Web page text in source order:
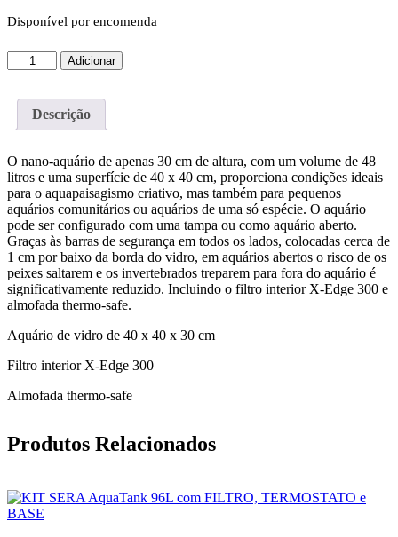
Disponível por encomenda
Quantidade
de
SERA
Scaper
48L
com
FILTRO,
TERMOSTATO
e
BASE
Adicionar
Descrição
O nano-aquário de apenas 30 cm de altura, com um volume de 48
litros e uma superfície de 40 x 40 cm, proporciona condições ideais
para o aquapaisagismo criativo, mas também para pequenos
aquários comunitários ou aquários de uma só espécie. O aquário
pode ser configurado com uma tampa ou como aquário aberto.
Graças às barras de segurança em todos os lados, colocadas cerca de
1 cm por baixo da borda do vidro, em aquários abertos o risco de os
peixes saltarem e os invertebrados treparem para fora do aquário é
significativamente reduzido. Incluindo o filtro interior X-Edge 300 e
almofada thermo-safe.
Aquário de vidro de 40 x 40 x 30 cm
Filtro interior X-Edge 300
Almofada thermo-safe
Produtos Relacionados